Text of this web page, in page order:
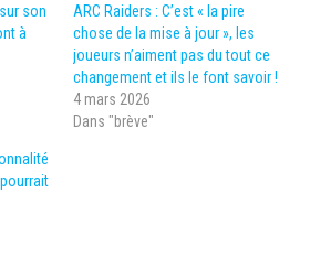
son
à
ARC Raiders : C’est « la pire
chose de la mise à jour », les
joueurs n’aiment pas du tout ce
changement et ils le font savoir !
4 mars 2026
Dans "brève"